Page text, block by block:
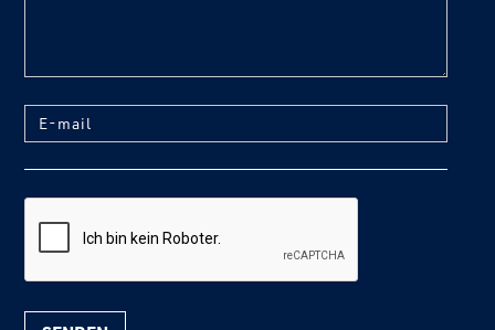
E-mail